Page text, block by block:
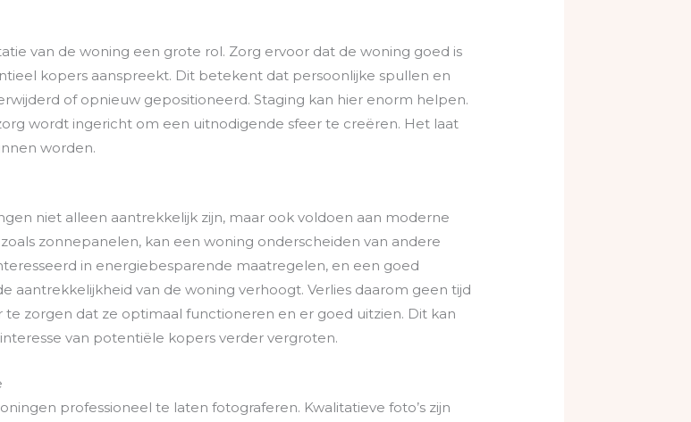
van de woning een grote rol. Zorg ervoor dat de woning goed is
kopers aanspreekt. Dit betekent dat persoonlijke spullen en
of opnieuw gepositioneerd. Staging kan hier enorm helpen.
wordt ingericht om een uitnodigende sfeer te creëren. Het laat
worden.
niet alleen aantrekkelijk zijn, maar ook voldoen aan moderne
zonnepanelen, kan een woning onderscheiden van andere
in energiebesparende maatregelen, en een goed
aantrekkelijkheid van de woning verhoogt. Verlies daarom geen tijd
te zorgen dat ze optimaal functioneren en er goed uitzien. Dit kan
van potentiële kopers verder vergroten.
professioneel te laten fotograferen. Kwalitatieve foto’s zijn